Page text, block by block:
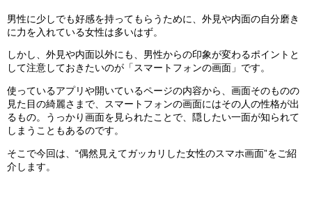
男性に少しでも好感を持ってもらうために、外見や内面の自分磨き
に力を入れている女性は多いはず。
しかし、外見や内面以外にも、男性からの印象が変わるポイントと
して注意しておきたいのが「スマートフォンの画面」です。
使っているアプリや開いているページの内容から、画面そのものの
見た目の綺麗さまで、スマートフォンの画面にはその人の性格が出
るもの。うっかり画面を見られたことで、隠したい一面が知られて
しまうこともあるのです。
そこで今回は、“偶然見えてガッカリした女性のスマホ画面”をご紹
介します。